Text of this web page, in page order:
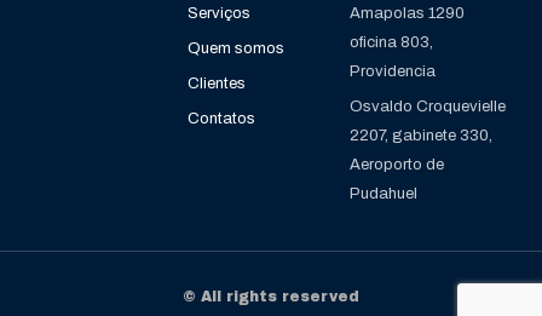
Serviços
Quem somos
Clientes
Contatos
Amapolas 1290
oficina 803,
Providencia
Osvaldo Croquevielle
2207, gabinete 330,
Aeroporto de
Pudahuel
© All rights reserved